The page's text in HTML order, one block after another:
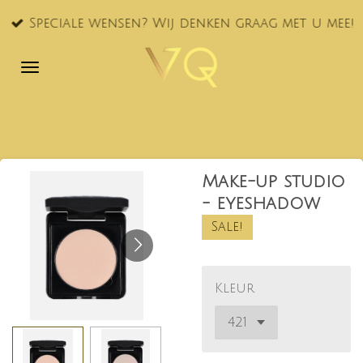
Ga Speciale wensen? Wij denken graag met u mee!
Make-up studio
- eyeshadow
Sale!
Kleur